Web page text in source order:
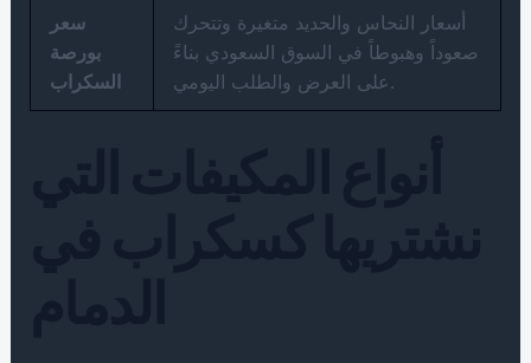
سعر
بورصة
السكراب
أسعار النحاس والحديد متغيرة وتتحرك
صعوداً وهبوطاً في السوق السعودي بناءً
على العرض والطلب اليومي.